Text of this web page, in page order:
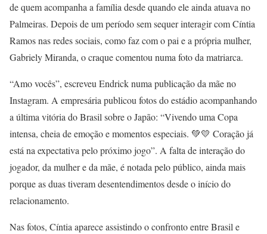
de quem acompanha a família desde quando ele ainda atuava no
Palmeiras. Depois de um período sem sequer interagir com Cíntia
Ramos nas redes sociais, como faz com o pai e a própria mulher,
Gabriely Miranda, o craque comentou numa foto da matriarca.
“Amo vocês”, escreveu Endrick numa publicação da mãe no
Instagram. A empresária publicou fotos do estádio acompanhando
a última vitória do Brasil sobre o Japão: “Vivendo uma Copa
intensa, cheia de emoção e momentos especiais. 💚💛 Coração já
está na expectativa pelo próximo jogo”. A falta de interação do
jogador, da mulher e da mãe, é notada pelo público, ainda mais
porque as duas tiveram desentendimentos desde o início do
relacionamento.
Nas fotos, Cíntia aparece assistindo o confronto entre Brasil e